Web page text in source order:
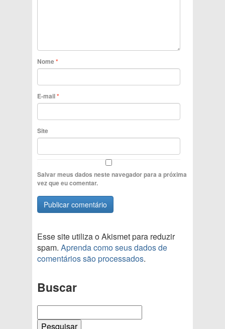
Nome*
E-mail*
Site
Salvar meus dados neste navegador para a próxima
vez que eu comentar.
Esse site utiliza o Akismet para reduzir
spam. Aprenda como seus dados de
comentários são processados.
Buscar